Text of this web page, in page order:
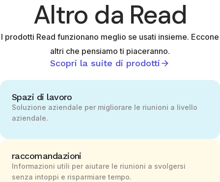
Altro da Read
I prodotti Read funzionano meglio se usati insieme. Eccone
altri che pensiamo ti piaceranno.
Scopri la suite di prodotti
Spazi di lavoro
Soluzione aziendale per migliorare le riunioni a livello
aziendale.
raccomandazioni
Informazioni utili per aiutare le riunioni a svolgersi
senza intoppi e risparmiare tempo.